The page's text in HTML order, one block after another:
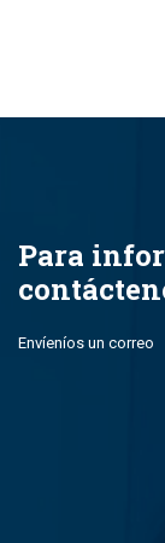
Para
Envíeníos un correo